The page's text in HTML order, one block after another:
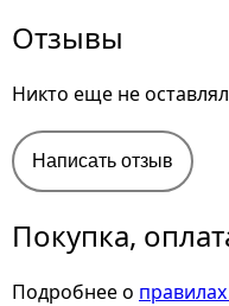
Отзывы
Никто еще не
Написать отзыв
Покупка,
Подробнее о